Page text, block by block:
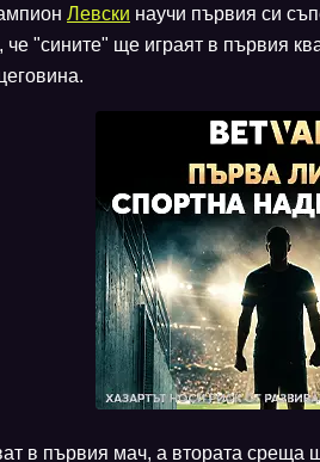
Левски научи първия си
че "сините" ще играят в първия
в първия мач, а втората среща